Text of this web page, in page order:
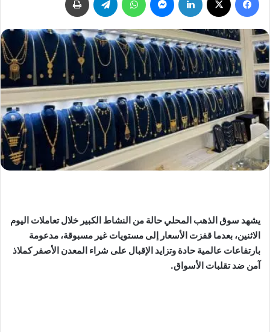
يشهد سوق الذهب المحلي حالة من النشاط الكبير خلال تعاملات اليوم
الاثنين، بعدما قفزت الأسعار إلى مستويات غير مسبوقة، مدعومة
بارتفاعات عالمية حادة وتزايد الإقبال على شراء المعدن الأصفر كملاذ
آمن ضد تقلبات الأسواق.